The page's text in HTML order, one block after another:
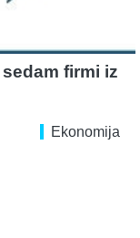
firmi iz
Ekonomija